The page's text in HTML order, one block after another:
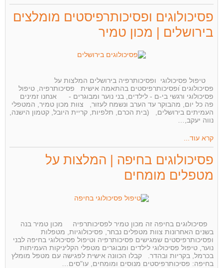
פסיכולוגים ופסיכותרפיסטים מומלצים
בירושלים | מכון טמיר
טיפול פסיכולוגי ופסיכותרפיה בירושלים המלצות על
פסיכולוגים ֿופסיכותרפיסטים בהתאמה אישית פסיכותרפיה, טיפול
פסיכולוגי ורגשי בי-ם - לילדים, בני נוער ומבוגרים - אנחנו זמינים
פה כל יום, מהבוקר עד הערב ונשמח לעזור, צוות מכון טמיר, המטפלי
העמיתים בירושלים, (בית הכרם, תלפיות, קריית היובל, קטמון הישנה,
נווה יעקב,…
קרא עוד...
פסיכולוגים בחיפה | המלצות על
מטפלים מומחים
פסיכולוגים בחיפה זה מכון טמיר לפסיכותרפיה מכון טמיר בנה
בשנים האחרונות צוות מטפלים נבחר, פסיכולוגיות, מטפלות
ופסיכותרפיסטים שמגישים פסיכותרפיה וטיפול פסיכולוגי בחיפה לבני
נוער, טיפול פסיכולוגי לילדים ומבוגרים מטפלי הקליניקות העמיתות
בכרמל, בקריות ובהדר. קבלו הכוונה אישית לפגישה עם מטפל מומלץ
בחיפה: פסיכותרפיסטים מנוסים ומומחים, עו"סים…